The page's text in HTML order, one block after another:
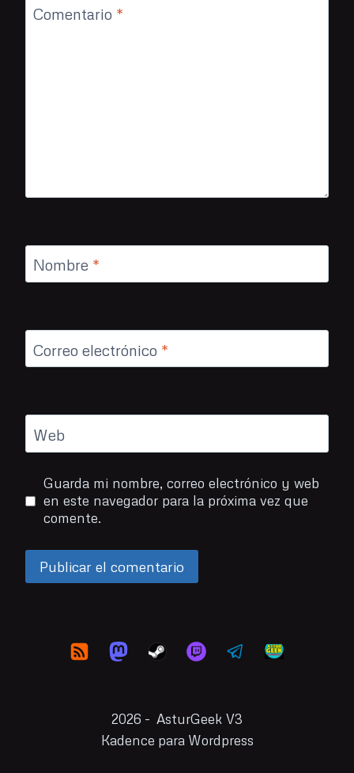
Comentario *
Nombre *
Correo electrónico *
Web
Guarda mi nombre, correo electrónico y web
en este navegador para la próxima vez que
comente.
2026 - AsturGeek V3
Kadence para Wordpress